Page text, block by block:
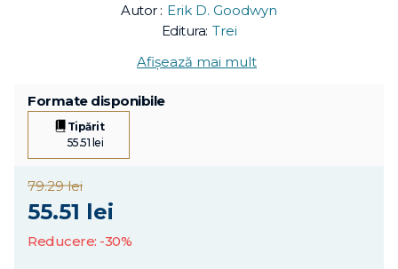
Autor : Erik D. Goodwyn
Editura: Trei
Afișează mai mult
Formate disponibile
Tipărit
55.51 lei
79.29 lei
55.51 lei
Reducere: -30%